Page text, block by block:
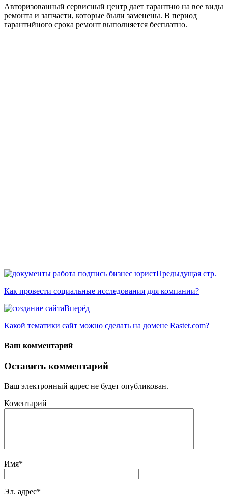
Авторизованный сервисный центр дает гарантию на все виды
ремонта и запчасти, которые были заменены. В период
гарантийного срока ремонт выполняется бесплатно.
Предыдущая стр.
Как провести социальные исследования для компании?
Вперёд
Какой тематики сайт можно сделать на домене Rastet.com?
Ваш комментарий
Оставить комментарий
Ваш электронный адрес не будет опубликован.
Коментарий
Имя*
Эл. адрес*